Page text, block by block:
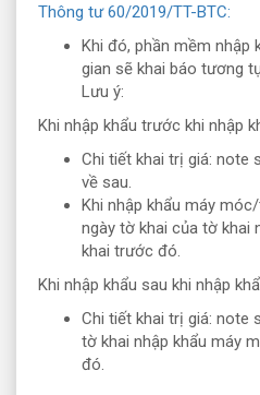
Thông tư 60/2019/TT-BTC:
Khi đó, phần mềm nhập
gian sẽ khai báo tương
Lưu ý:
Khi nhập khẩu trước khi nhập
Chi tiết khai trị giá: note
về sau.
Khi nhập khẩu máy
ngày tờ khai của tờ khai
khai trước đó.
Khi nhập khẩu sau khi nhập
Chi tiết khai trị giá: note
tờ khai nhập khẩu máy
đó.